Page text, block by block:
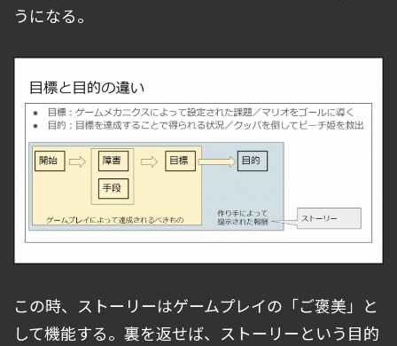
うになる。
この時、ストーリーはゲームプレイの「ご褒美」と
して機能する。裏を返せば、ストーリーという目的